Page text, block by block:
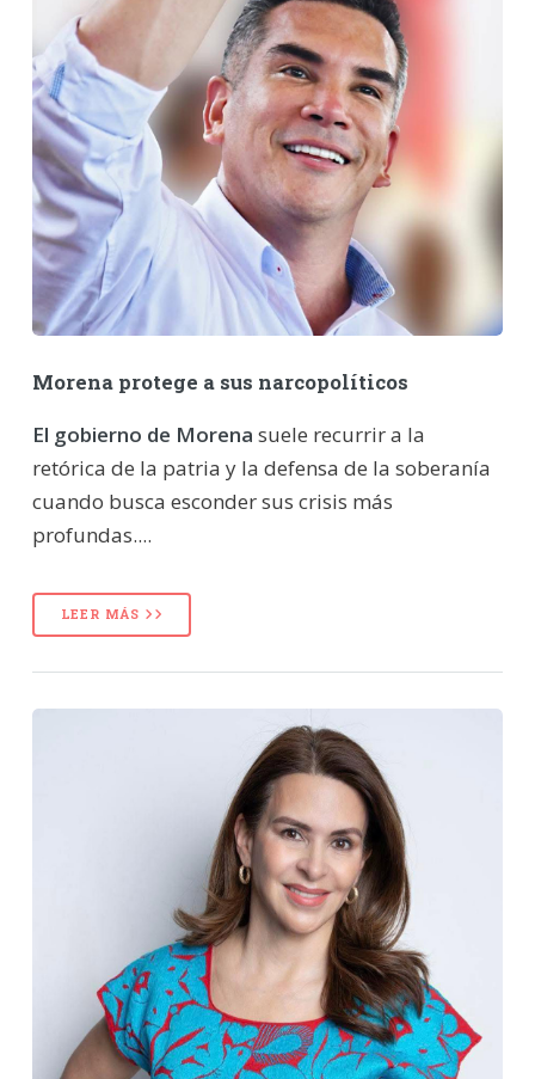
Morena protege a sus narcopolíticos
El gobierno de Morena suele recurrir a la
retórica de la patria y la defensa de la soberanía
cuando busca esconder sus crisis más
profundas....
LEER MÁS